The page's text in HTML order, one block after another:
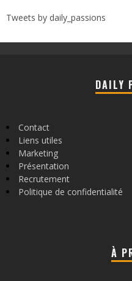
Tweets by daily_passions
DAILY
Contact
Liens utiles
Marketing
Présentation
Recrutement
Politique de confidentialité
À